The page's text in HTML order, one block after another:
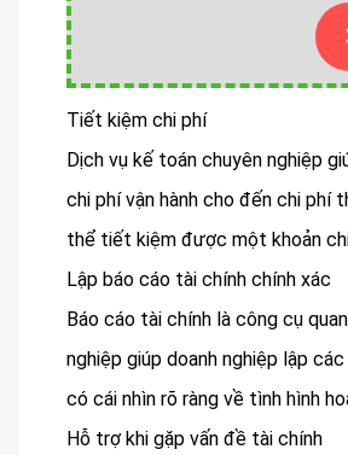
Tiết kiệm chi phí
Dịch vụ kế toán chuyên nghiệp
chi phí vận hành cho đến chi phí
thể tiết kiệm được một khoản
Lập báo cáo tài chính chính xác
Báo cáo tài chính là công cụ
nghiệp giúp doanh nghiệp lập
có cái nhìn rõ ràng về tình hình
Hỗ trợ khi gặp vấn đề tài chính